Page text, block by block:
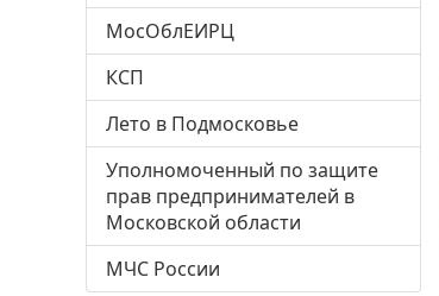
МосОблЕИРЦ
КСП
Лето в Подмосковье
Уполномоченный по защите
прав предпринимателей в
Московской области
МЧС России